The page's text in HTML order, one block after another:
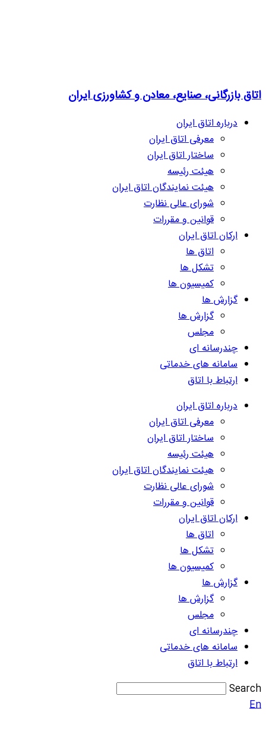
اتاق بازرگانی، صنایع، معادن و کشاورزی ایران
درباره اتاق ایران
معرفی اتاق ایران
ساختار اتاق ایران
هیئت رئیسه
هیئت نمایندگان اتاق ایران
شورای عالی نظارت
قوانین و مقررات
ارکان اتاق ایران
اتاق ها
تشکل ها
کمیسیون ها
گزارش ها
گزارش ها
مجلس
چندرسانه ای
سامانه های خدماتی
ارتباط با اتاق
درباره اتاق ایران
معرفی اتاق ایران
ساختار اتاق ایران
هیئت رئیسه
هیئت نمایندگان اتاق ایران
شورای عالی نظارت
قوانین و مقررات
ارکان اتاق ایران
اتاق ها
تشکل ها
کمیسیون ها
گزارش ها
گزارش ها
مجلس
چندرسانه ای
سامانه های خدماتی
ارتباط با اتاق
Search
En